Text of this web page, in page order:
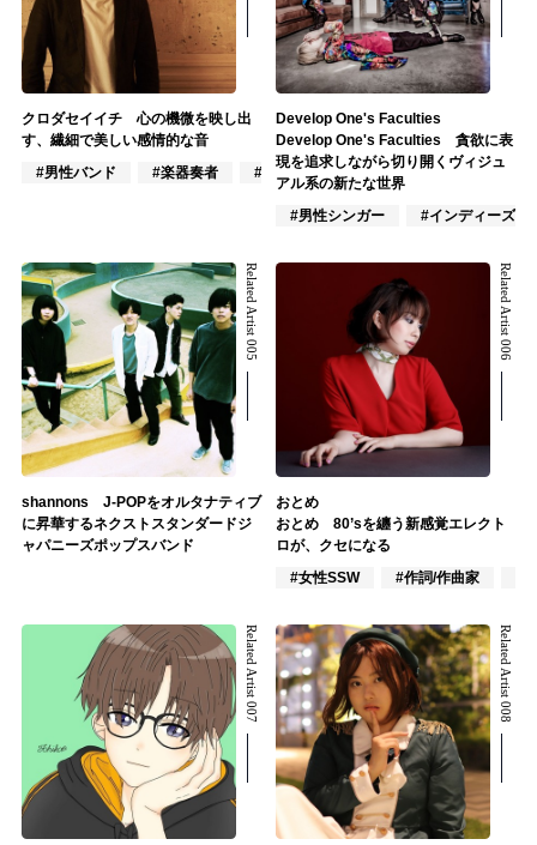
クロダセイイチ 心の機微を映し出
す、繊細で美しい感情的な音
#男性バンド
#楽器奏者 #作詞/作曲家
Develop One's Faculties
Develop One's Faculties 貪欲に表
現を追求しながら切り開くヴィジュ
アル系の新たな世界
#男性シンガー
#インディーズ
Related Artist 005
shannons J-POPをオルタナティブ
に昇華するネクストスタンダードジ
ャパニーズポップスバンド
Related Artist 006
おとめ
おとめ 80’sを纏う新感覚エレクト
ロが、クセになる
#女性SSW
#作詞/作曲家
Related Artist 007 Related Artist 008